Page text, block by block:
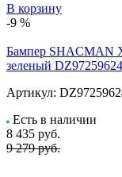
В корзину
-9 %
Бампер SHACMAN
зеленый
Артикул:
Есть в наличии
8 435 руб.
9 279 руб.